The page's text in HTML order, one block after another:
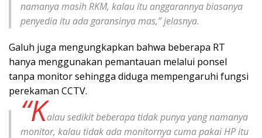
namanya masih RKM, kalau itu anggarannya biasanya
penyedia itu ada garansinya mas,” jelasnya.
Galuh juga mengungkapkan bahwa beberapa RT
hanya menggunakan pemantauan melalui ponsel
tanpa monitor sehingga diduga mempengaruhi fungsi
perekaman CCTV.
“Kalau sedikit beberapa tidak punya yang namanya
monitor, kalau tidak ada monitornya cuma pakai HP itu